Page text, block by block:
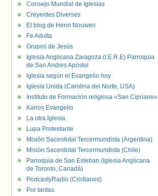
Consejo Mundial de Iglesias
Creyentes Diverses
El blog de Henri Nouwen
Fe Adulta
Grupos de Jesús
Iglesia Anglicana Zaragoza (I.E.R.E) Parroquia
de San Andres Apóstol
Iglesia según el Evangelio hoy
Iglesia Unida (Carolina del Norte, USA)
Instituto de Formación religiosa «San Cipriano»
Kairos Evangelio
La otra Iglesia.
Lupa Protestante
Misión Sacerdotal Tercermundista (Argentina)
Misión Sacerdotal Tercermundista (Chile)
Parroquia de San Esteban (Iglesia Anglicana
de Toronto, Canadá)
PodcastyRadio (Cristianos)
Por tantas